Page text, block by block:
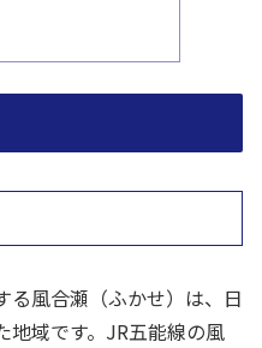
る風合瀬（ふかせ）は、日
地域です。JR五能線の風